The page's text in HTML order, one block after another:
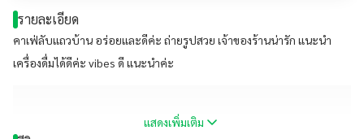
รายละเอียด
คาเฟ่ลับแถวบ้าน อร่อยและดีค่ะ ถ่ายรูปสวย เจ้าของร้านน่ารัก แนะนำ
เครื่องดื่มได้ดีค่ะ vibes ดี แนะนำค่ะ
แสดงเพิ่มเติม